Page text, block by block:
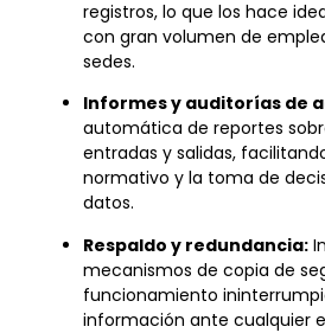
registros, lo que los hace
con gran volumen de
sedes.
Informes y auditorías de
automática de reportes
entradas y salidas,
normativo y la toma de
datos.
Respaldo y redundancia:
mecanismos de copia de
funcionamiento
información ante cualquier